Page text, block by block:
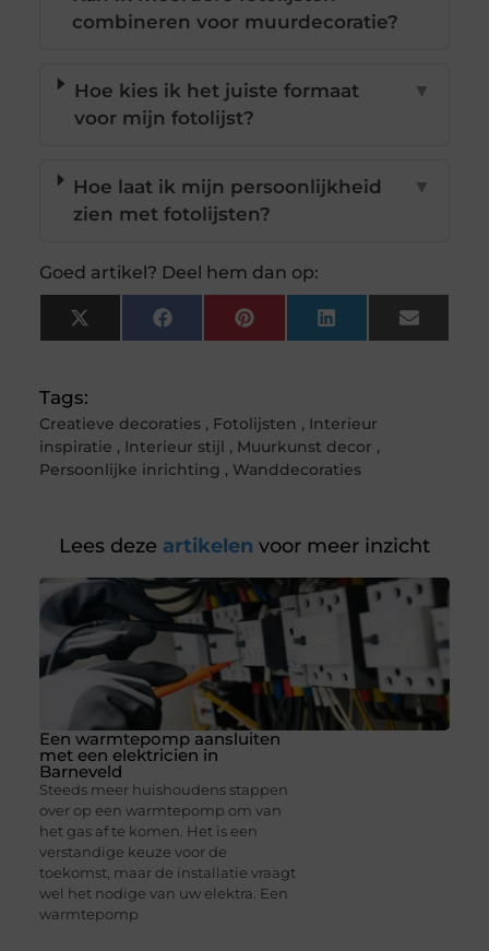
combineren voor muurdecoratie?
Hoe kies ik het juiste formaat
voor mijn fotolijst?
▼
Hoe laat ik mijn persoonlijkheid
zien met fotolijsten?
▼
Goed artikel? Deel hem dan op:
X
(Twitter)
FacebookPinterestLinkedInEmail
Tags:
Creatieve decoraties, Fotolijsten , Interieur
inspiratie , Interieur stijl , Muurkunst decor ,
Persoonlijke inrichting , Wanddecoraties
Lees deze artikelen voor meer inzicht
Een warmtepomp aansluiten
met een elektricien in
Barneveld
Steeds meer huishoudens stappen
over op een warmtepomp om van
het gas af te komen. Het is een
verstandige keuze voor de
toekomst, maar de installatie vraagt
wel het nodige van uw elektra. Een
warmtepomp